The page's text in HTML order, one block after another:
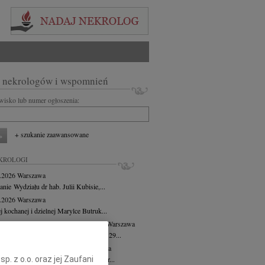
nekrologów i wspomnień
lub numer ogłoszenia:
+ szukanie zaawansowane
Warszawa
Wydziału dr hab. Julii Kubisie,...
Warszawa
kochanej i dzielnej Marylce Butruk...
Duniecwiek: 7907.08.2026Warszawa
żalem przyjęliśmy wiadomość, że 29...
Warszawa
3 sierpnia 2026 roku zmarła Profesor...
z o.o. oraz jej Zaufani